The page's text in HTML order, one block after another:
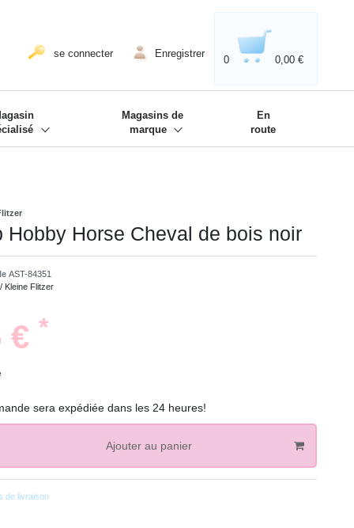
se connecter Enregistrer
0 0,00 €
Magasins de
marque
En
route
Hobby Horse Cheval de bois noir
AST-84351
Kleine Flitzer
€ *
sera expédiée dans les 24 heures!
Ajouter au panier
de livraison